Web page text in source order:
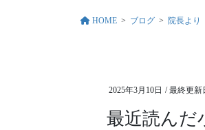
HOME ブログ 院長より
2025年3月10日 / 最終更
最近読ん